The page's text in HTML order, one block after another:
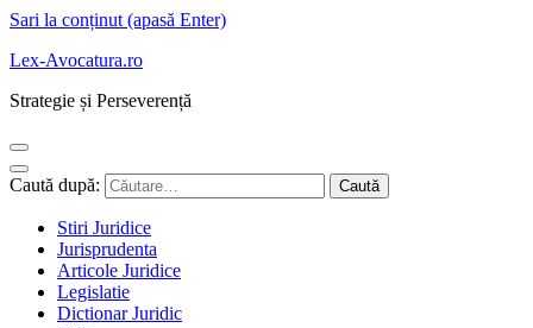
Sari la conținut (apasă Enter)
Lex-Avocatura.ro
Strategie și Perseverență
Caută după:
Stiri Juridice
Jurisprudenta
Articole Juridice
Legislatie
Dictionar Juridic